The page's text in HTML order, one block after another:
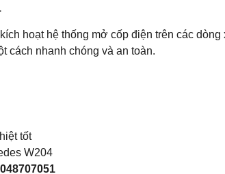
hoạt hệ thống mở cốp điện trên các
cách nhanh chóng và an toàn.
tốt
W204